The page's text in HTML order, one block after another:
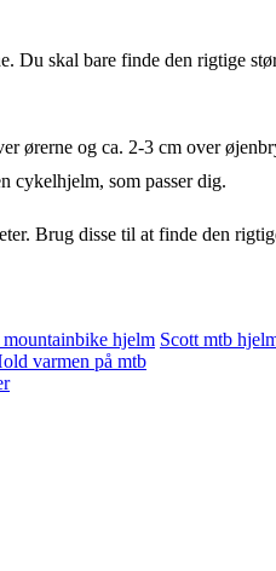
Du skal bare finde den rigtige
ørerne og ca. 2-3 cm over
cykelhjelm, som passer dig.
Brug disse til at finde den
mountainbike hjelm Scott mtb
varmen på mtb